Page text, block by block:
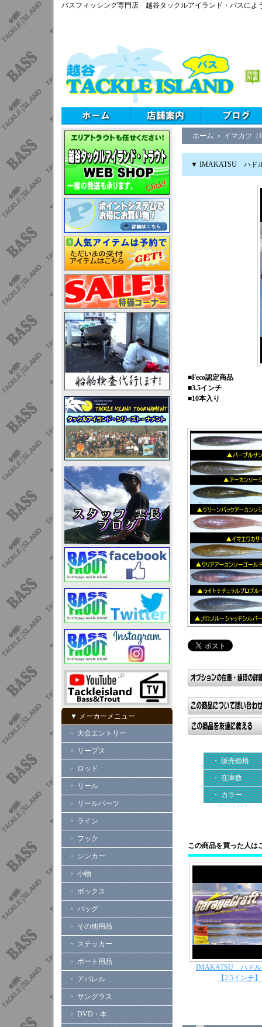
バスフィッシング専門店 越谷タックルアイランド・バスによ
▼ メーカーメニュー
・ 大会エントリー
・ リープス
・ ロッド
・ リール
・ リールパーツ
・ ライン
・ フック
・ シンカー
・ 小物
・ ボックス
・ バッグ
・ その他用品
・ ステッカー
・ ボート用品
・ アパレル
・ サングラス
・ DVD・本
ホーム ＞ イマカツ
▼ IMAKATSU ハド
■Feco認定商品
■3.5インチ
■10本入り
・ 販売価格
・ 在庫数
・ カラー
この商品を買った人は
IMAKATSU ハドル
【2.5インチ】